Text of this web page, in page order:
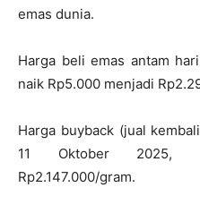
emas dunia.
Harga beli emas antam
naik Rp5.000 menjadi
Harga buyback (jual
11 Oktober 2025,
Rp2.147.000/gram.